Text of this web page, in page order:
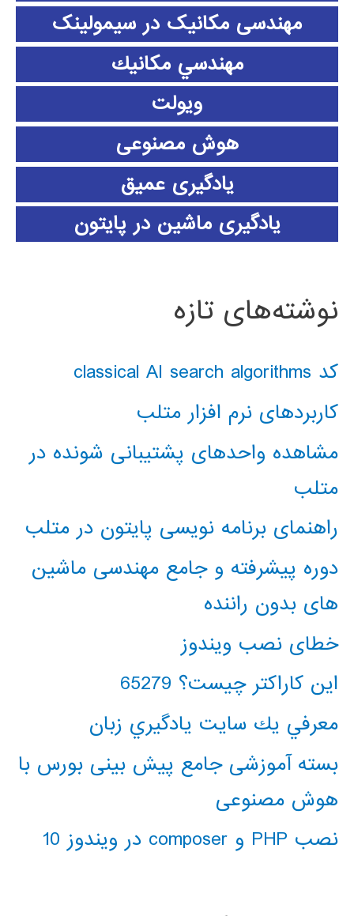
مهندسی مکانیک در سیمولینک
مهندسي مكانيك
ویولت
هوش مصنوعی
یادگیری عمیق
یادگیری ماشین در پایتون
نوشته‌های تازه
کد classical AI search algorithms
کاربردهای نرم افزار متلب
مشاهده واحدهای پشتیبانی شونده در
متلب
راهنمای برنامه نویسی پایتون در متلب
دوره پیشرفته و جامع مهندسی ماشین
های بدون راننده
خطای نصب ویندوز
این کاراکتر چیست؟ 65279
معرفي يك سايت يادگيري زبان
بسته آموزشی جامع پیش بینی بورس با
هوش مصنوعی
نصب PHP و composer در ویندوز 10